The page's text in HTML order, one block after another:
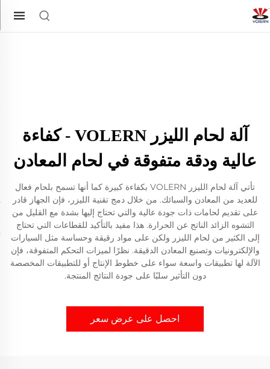
آلة لحام الليزر VOLERN - كفاءة
عالية ودقة متفوقة في لحام المعادن
تأتي آلة لحام الليزر VOLERN بكفاءة كبيرة كما أنها تسمح بلحام فعال
للعديد من المعادن والسبائك. من خلال دمج تقنية الليزر، فإن الجهاز قادر
على تقديم لحامات ذات جودة عالية والتي تحتاج إليها بشدة مع القليل من
التشوه الزائد الناتج عن الحرارة. هذا مفيد بالتأكيد للقطاعات التي تحتاج
إلى الكثير من لحام الليزر ولكن على مواد رقيقة وحساسة مثل السيارات
والإلكترونيات وتصنيع المعادن الدقيقة. نظرًا لميزات التحكم المتفوقة، فإن
الآلة لها تطبيقات واسعة سواء على خطوط الإنتاج أو للتطبيقات المخصصة
دون التأثير سلبًا على جودة النتائج المنتجة.
احصل على عرض سعر